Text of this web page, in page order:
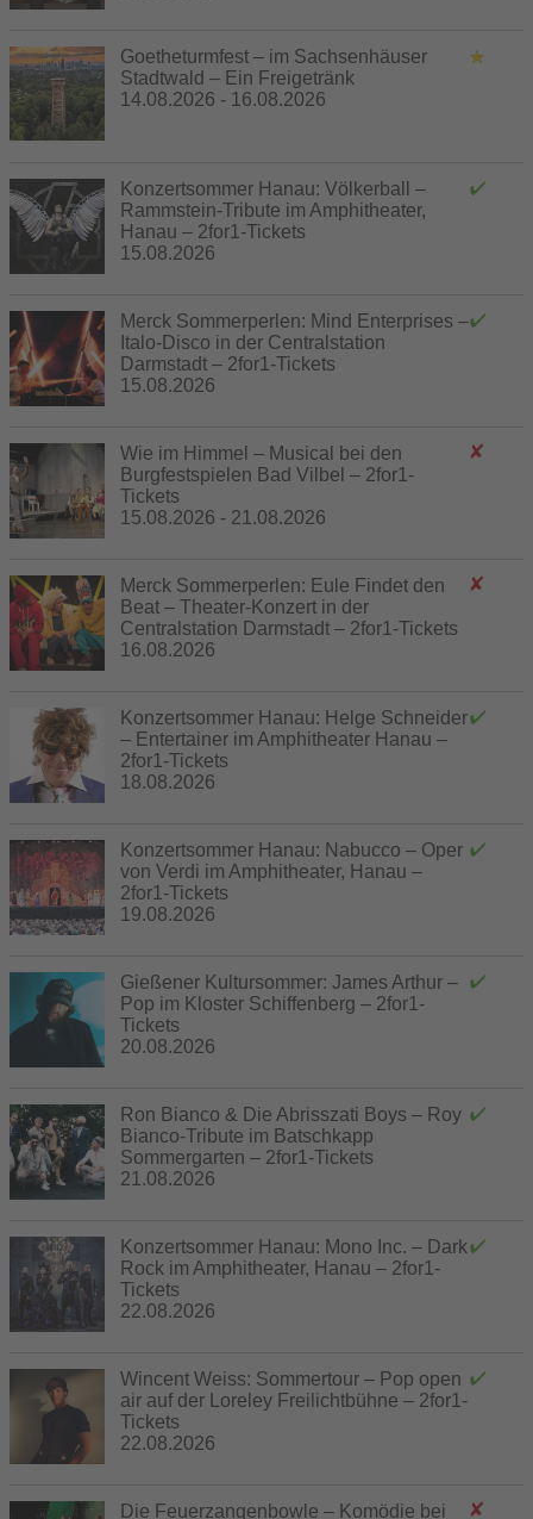
Goetheturmfest – im Sachsenhäuser
Stadtwald – Ein Freigetränk
14.08.2026 - 16.08.2026
Konzertsommer Hanau: Völkerball –
Rammstein-Tribute im Amphitheater,
Hanau – 2for1-Tickets
15.08.2026
Merck Sommerperlen: Mind Enterprises –
Italo-Disco in der Centralstation
Darmstadt – 2for1-Tickets
15.08.2026
Wie im Himmel – Musical bei den
Burgfestspielen Bad Vilbel – 2for1-
Tickets
15.08.2026 - 21.08.2026
Merck Sommerperlen: Eule Findet den
Beat – Theater-Konzert in der
Centralstation Darmstadt – 2for1-Tickets
16.08.2026
Konzertsommer Hanau: Helge Schneider
– Entertainer im Amphitheater Hanau –
2for1-Tickets
18.08.2026
Konzertsommer Hanau: Nabucco – Oper
von Verdi im Amphitheater, Hanau –
2for1-Tickets
19.08.2026
Gießener Kultursommer: James Arthur –
Pop im Kloster Schiffenberg – 2for1-
Tickets
20.08.2026
Ron Bianco & Die Abrisszati Boys – Roy
Bianco-Tribute im Batschkapp
Sommergarten – 2for1-Tickets
21.08.2026
Konzertsommer Hanau: Mono Inc. – Dark
Rock im Amphitheater, Hanau – 2for1-
Tickets
22.08.2026
Wincent Weiss: Sommertour – Pop open
air auf der Loreley Freilichtbühne – 2for1-
Tickets
22.08.2026
Die Feuerzangenbowle – Komödie bei